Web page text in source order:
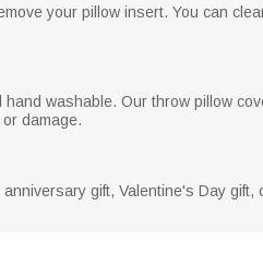
your pillow insert. You can
washable. Our throw pillow
damage.
gift, Valentine's Day gift,